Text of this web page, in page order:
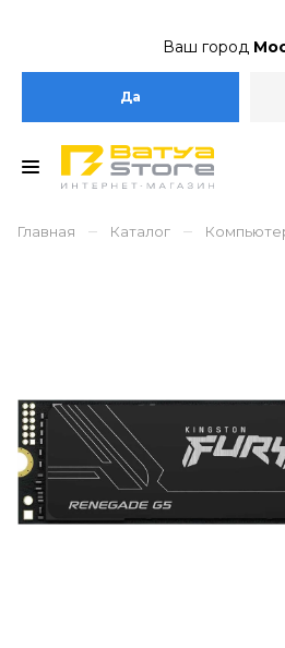
Ваш город
Да
Главная – Каталог –